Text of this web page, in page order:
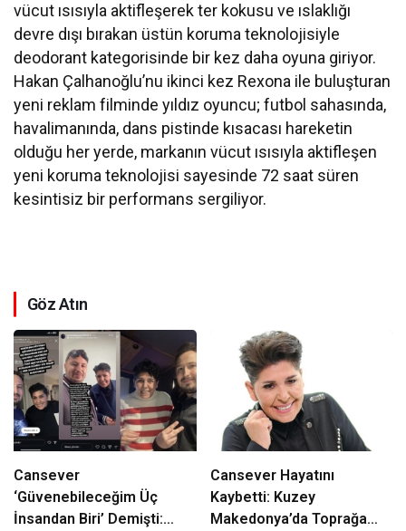
vücut ısısıyla aktifleşerek ter kokusu ve ıslaklığı
devre dışı bırakan üstün koruma teknolojisiyle
deodorant kategorisinde bir kez daha oyuna giriyor.
Hakan Çalhanoğlu’nu ikinci kez Rexona ile buluşturan
yeni reklam filminde yıldız oyuncu; futbol sahasında,
havalimanında, dans pistinde kısacası hareketin
olduğu her yerde, markanın vücut ısısıyla aktifleşen
yeni koruma teknolojisi sayesinde 72 saat süren
kesintisiz bir performans sergiliyor.
Göz Atın
Cansever
‘Güvenebileceğim Üç
İnsandan Biri’ Demişti:
Cansever Hayatını
Kaybetti: Kuzey
Makedonya’da Toprağa